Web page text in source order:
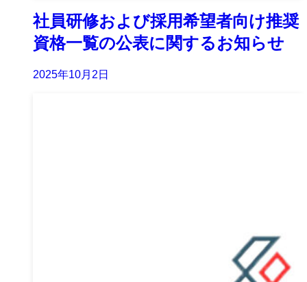
社員研修および採用希望者向け推奨
資格一覧の公表に関するお知らせ
2025年10月2日